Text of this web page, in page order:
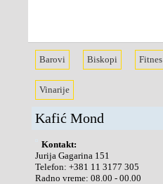
Barovi Biskopi Fitnes
Vinarije
Kafić Mond
Kontakt:
Jurija Gagarina 151
Telefon: +381 11 3177 305
Radno vreme: 08.00 - 00.00